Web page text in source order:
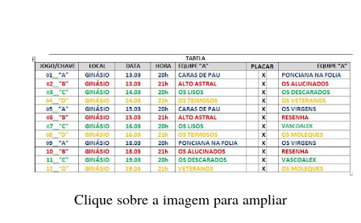
Clique sobre a imagem para ampliar